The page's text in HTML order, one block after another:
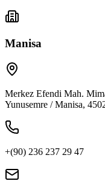
Manisa
Merkez Efendi Mah.
Yunusemre / Manisa,
+(90) 236 237 29 47